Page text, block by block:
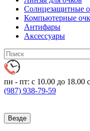
Солнцезащитные
Компьютерные
Антифары
Аксессуары
пн - пт: с 10.00 до 18.00
(987) 938-79-59
Везде